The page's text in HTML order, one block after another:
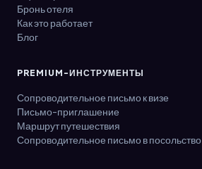
Бронь отеля
Как это работает
Блог
PREMIUM-ИНСТРУМЕНТЫ
Сопроводительное письмо к визе
Письмо-приглашение
Маршрут путешествия
Сопроводительное письмо в посольство